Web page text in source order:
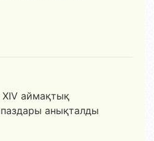
аймақтық
анықталды